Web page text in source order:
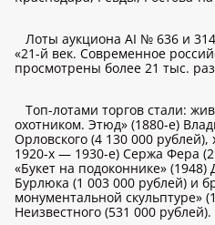
Лоты аукциона AI № 636 и
«21-й век. Современное
просмотрены более 21 тыс.
Топ-лотами торгов стали:
охотником. Этюд» (1880-е)
Орловского (4 130 000 рублей),
1920-х — 1930-е) Сержа Фера
«Букет на подоконнике»
Бурлюка (1 003 000 рублей) и
монументальной скульптуре»
Неизвестного (531 000 рублей).